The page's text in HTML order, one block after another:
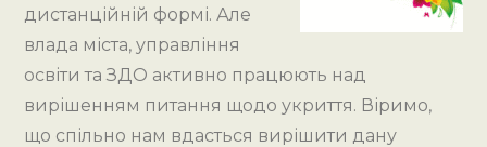
дистанційній формі. Але
влада міста, управління
освіти та ЗДО активно працюють над
вирішенням питання щодо укриття. Віримо,
що спільно нам вдасться вирішити дану